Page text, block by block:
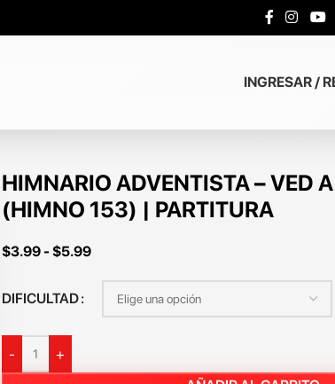
INGRESAR /
HIMNARIO ADVENTISTA – VED
(HIMNO 153) | PARTITURA
$3.99 -$5.99
DIFICULTAD
-
+